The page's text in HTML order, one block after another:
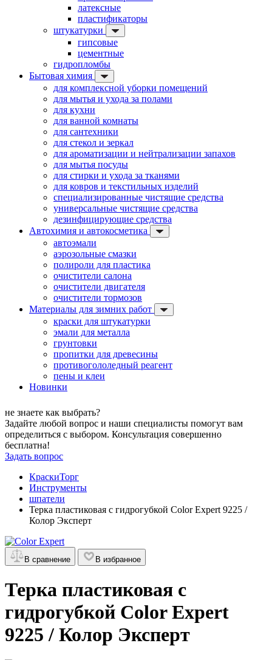
латексные
пластификаторы
штукатурки
гипсовые
цементные
гидропломбы
Бытовая химия
для комплексной уборки помещений
для мытья и ухода за полами
для кухни
для ванной комнаты
для сантехники
для стекол и зеркал
для ароматизации и нейтрализации запахов
для мытья посуды
для стирки и ухода за тканями
для ковров и текстильных изделий
специализированные чистящие средства
универсальные чистящие средства
дезинфицирующие средства
Автохимия и автокосметика
автоэмали
аэрозольные смазки
полироли для пластика
очистители салона
очистители двигателя
очистители тормозов
Материалы для зимних работ
краски для штукатурки
эмали для металла
грунтовки
пропитки для древесины
противогололедный реагент
пены и клеи
Новинки
не знаете как выбрать?
Задайте любой вопрос и наши специалисты помогут вам
определиться с выбором. Консультация совершенно
бесплатна!
Задать вопрос
КраскиТорг
Инструменты
шпатели
Терка пластиковая с гидрогубкой Color Expert 9225 /
Колор Эксперт
В сравнение В избранное
Терка пластиковая с
гидрогубкой Color Expert
9225 / Колор Эксперт